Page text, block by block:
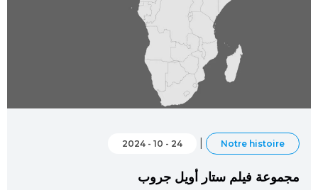
Notre histoire
24 - 10 - 2024
مجموعة فيلم ستار أويل جروب